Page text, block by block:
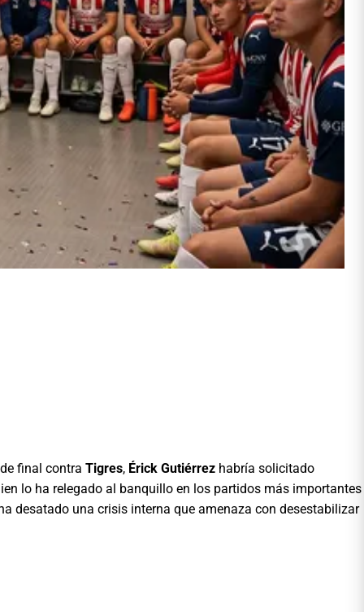
final contra Tigres, Érick Gutiérrez habría solicitado
lo ha relegado al banquillo en los partidos más importantes
desatado una crisis interna que amenaza con desestabilizar